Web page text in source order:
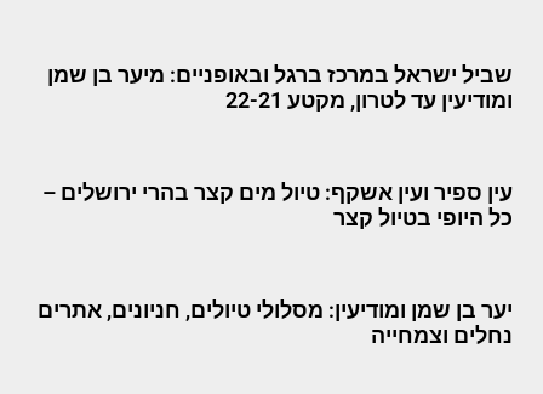
שביל ישראל במרכז ברגל ובאופניים: מיער בן שמן
ומודיעין עד לטרון, מקטע 22-21
עין ספיר ועין אשקף: טיול מים קצר בהרי ירושלים –
כל היופי בטיול קצר
יער בן שמן ומודיעין: מסלולי טיולים, חניונים, אתרים
נחלים וצמחייה